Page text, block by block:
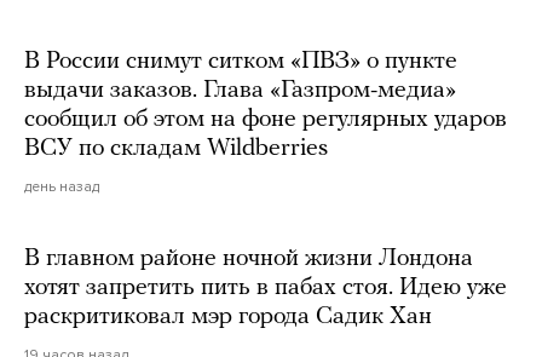
В России снимут ситком «ПВЗ» о пункте
выдачи заказов. Глава «Газпром-медиа»
сообщил об этом на фоне регулярных ударов
ВСУ по складам Wildberries
день назад
В главном районе ночной жизни Лондона
хотят запретить пить в пабах стоя. Идею уже
раскритиковал мэр города Садик Хан